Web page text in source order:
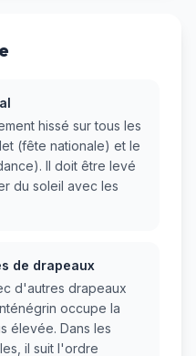
hissé sur tous les
(fête nationale) et le
Il doit être levé
du soleil avec les
de drapeaux
d'autres drapeaux
occupe la
élevée. Dans les
il suit l'ordre